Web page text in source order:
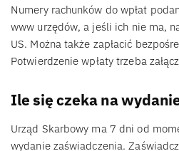
Numery rachunków do wpłat
www urzędów, a jeśli ich nie ma,
US. Można także zapłacić
Potwierdzenie wpłaty trzeba
Ile się czeka na
Urząd Skarbowy ma 7 dni od
wydanie zaświadczenia.